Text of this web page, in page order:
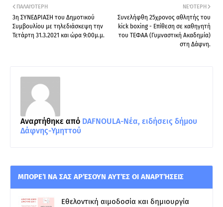
ΝΕΌΤΕΡΗ
Συνελήφθη 25χρονος αθλητής του
kick boxing - Επίθεση σε καθηγητή
του ΤΕΦΑΑ (Γυμναστική Ακαδημία)
στη Δάφνη.
ΠΑΛΑΙΌΤΕΡΗ
3η ΣΥΝΕΔΡΙΑΣΗ του Δημοτικού
Συμβουλίου με τηλεδιάσκεψη την
Τετάρτη 31.3.2021 και ώρα 9:00μ.μ.
Αναρτήθηκε από DAFNOULA-Νέα, ειδήσεις δήμου
Δάφνης-Υμηττού
ΜΠΟΡΕΊ ΝΑ ΣΑΣ ΑΡΈΣΟΥΝ ΑΥΤΈΣ ΟΙ ΑΝΑΡΤΉΣΕΙΣ
Εθελοντική αιμοδοσία και δημιουργία